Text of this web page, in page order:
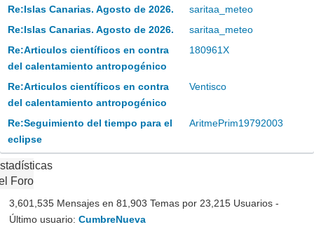
Re:Islas Canarias. Agosto de 2026.
saritaa_meteo
Re:Islas Canarias. Agosto de 2026.
saritaa_meteo
Re:Articulos científicos en contra
del calentamiento antropogénico
180961X
Re:Articulos científicos en contra
del calentamiento antropogénico
Ventisco
Re:Seguimiento del tiempo para el
eclipse
AritmePrim19792003
Foro
3,601,535 Mensajes en 81,903 Temas por 23,215 Usuarios -
Último usuario: CumbreNueva